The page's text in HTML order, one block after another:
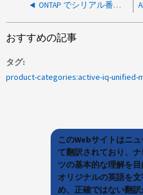
ONTAP でシリアル番号が使用中のため AIQUM クライアント証明書の削除に失敗しました
おすすめの記事
タグ
product-categories:active-iq-unified-
このWebサイトはニ
て翻訳されており、
ツの基本的な理解を目
オリジナルの英語を
め、正確ではない翻